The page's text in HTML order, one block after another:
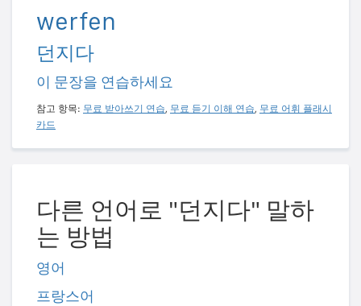
werfen
던지다
이 문장을 연습하세요
참고 항목: 무료 받아쓰기 연습, 무료 듣기 이해 연습, 무료 어휘 플래시
카드
다른 언어로 "던지다" 말하
는 방법
영어
프랑스어